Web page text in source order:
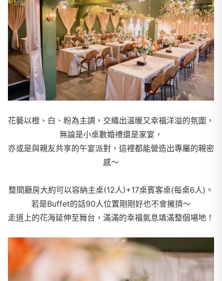
花藝以橙、白、粉為主調，交織出溫暖又幸福洋溢的氛圍，
無論是小桌數婚禮還是家宴，
亦或是與親友共享的午宴派對，這裡都能營造出專屬的親密
感～
整間廳房大約可以容納主桌(12人)+17桌賓客桌(每桌6人)。
若是Buffet的話90人位置剛剛好也不會擁擠～
走道上的花海延伸至舞台，滿滿的幸福氣息填滿整個場地！